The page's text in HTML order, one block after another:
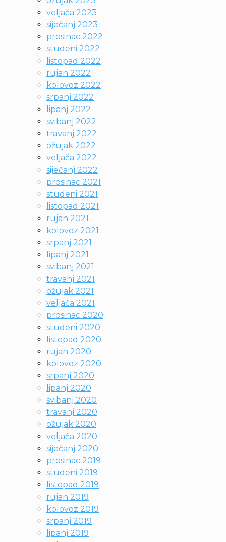
veljača 2023
siječanj 2023
prosinac 2022
studeni 2022
listopad 2022
rujan 2022
kolovoz 2022
srpanj 2022
lipanj 2022
svibanj 2022
travanj 2022
ožujak 2022
veljača 2022
siječanj 2022
prosinac 2021
studeni 2021
listopad 2021
rujan 2021
kolovoz 2021
srpanj 2021
lipanj 2021
svibanj 2021
travanj 2021
ožujak 2021
veljača 2021
prosinac 2020
studeni 2020
listopad 2020
rujan 2020
kolovoz 2020
srpanj 2020
lipanj 2020
svibanj 2020
travanj 2020
ožujak 2020
veljača 2020
siječanj 2020
prosinac 2019
studeni 2019
listopad 2019
rujan 2019
kolovoz 2019
srpanj 2019
lipanj 2019